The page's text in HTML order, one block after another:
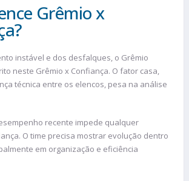
Grêmio x
instável e dos desfalques, o Grêmio
neste Grêmio x Confiança. O fator casa,
técnica entre os elencos, pesa na análise
recente impede qualquer
O time precisa mostrar evolução dentro
em organização e eficiência